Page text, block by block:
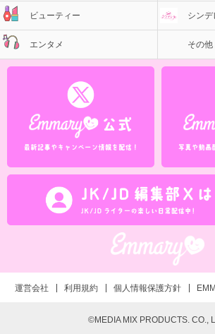
ビューティー シンデ
エンタメ その他
運営会社 利用規約 個人情報保護方針
©MEDIA MIX PRODUCTS. CO.,